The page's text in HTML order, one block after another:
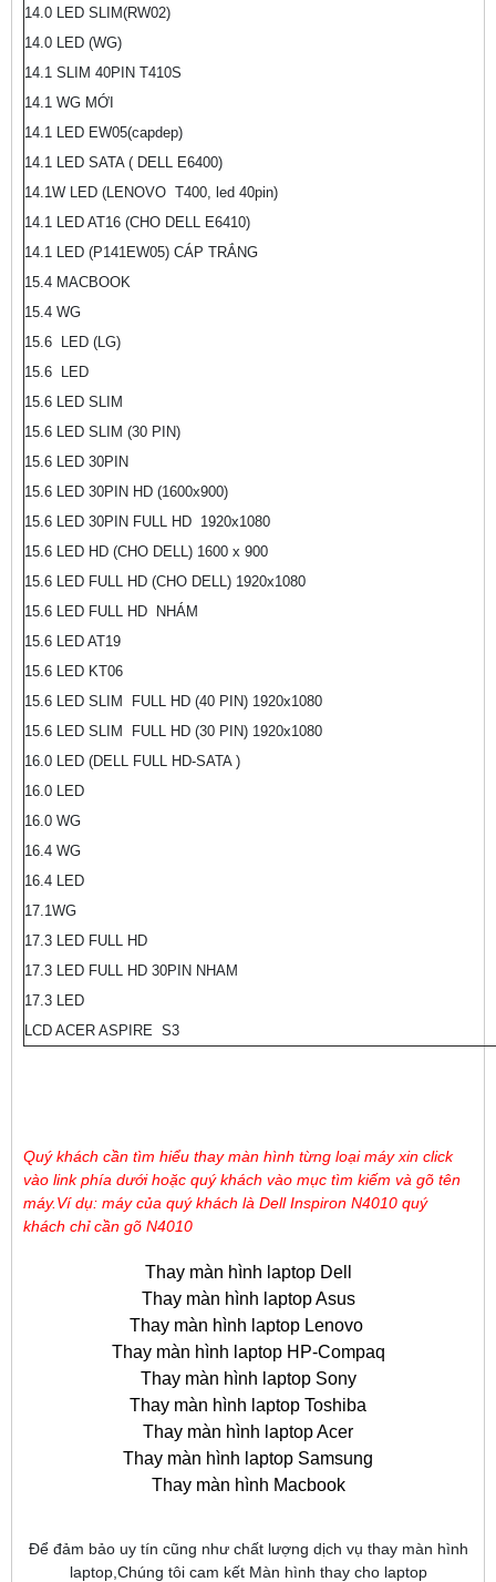
14.0 LED SLIM(RW02)
14.0 LED (WG)
14.1 SLIM 40PIN T410S
14.1 WG MỚI
14.1 LED EW05(capdep)
14.1 LED SATA ( DELL E6400)
14.1W LED (LENOVO T400, led 40pin)
14.1 LED AT16 (CHO DELL E6410)
14.1 LED (P141EW05) CÁP TRẮNG
15.4 MACBOOK
15.4 WG
15.6 LED (LG)
15.6 LED
15.6 LED SLIM
15.6 LED SLIM (30 PIN)
15.6 LED 30PIN
15.6 LED 30PIN HD (1600x900)
15.6 LED 30PIN FULL HD 1920x1080
15.6 LED HD (CHO DELL) 1600 x 900
15.6 LED FULL HD (CHO DELL) 1920x1080
15.6 LED FULL HD NHÁM
15.6 LED AT19
15.6 LED KT06
15.6 LED SLIM FULL HD (40 PIN) 1920x1080
15.6 LED SLIM FULL HD (30 PIN) 1920x1080
16.0 LED (DELL FULL HD-SATA )
16.0 LED
16.0 WG
16.4 WG
16.4 LED
17.1WG
17.3 LED FULL HD
17.3 LED FULL HD 30PIN NHAM
17.3 LED
LCD ACER ASPIRE S3
Quý khách cần tìm hiểu thay màn hình từng loại máy xin click
vào link phía dưới hoặc quý khách vào mục tìm kiếm và gõ tên
máy.Ví dụ: máy của quý khách là Dell Inspiron N4010 quý
khách chỉ cần gõ N4010
Thay màn hình laptop Dell
Thay màn hình laptop Asus
Thay màn hình laptop Lenovo
Thay màn hình laptop HP-Compaq
Thay màn hình laptop Sony
Thay màn hình laptop Toshiba
Thay màn hình laptop Acer
Thay màn hình laptop Samsung
Thay màn hình Macbook
Để đảm bảo uy tín cũng như chất lượng dịch vụ thay màn hình
laptop,Chúng tôi cam kết Màn hình thay cho laptop